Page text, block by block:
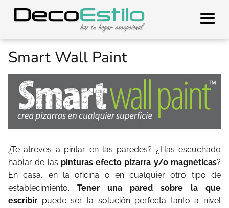
Smart Wall Paint
¿Te atreves a pintar en las paredes? ¿Has escuchado
hablar de las pinturas efecto pizarra y/o magnéticas?
En casa, en la oficina o en cualquier otro tipo de
establecimiento. Tener
una pared sobre la que
escribir puede ser la solución perfecta tanto a nivel